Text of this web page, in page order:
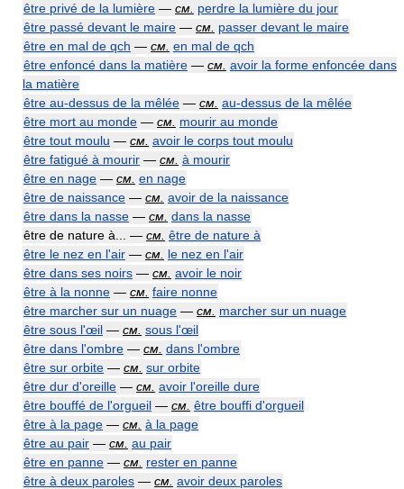
être privé de la lumière — см. perdre la lumière du jour
être passé devant le maire — см. passer devant le maire
être en mal de qch — см. en mal de qch
être enfoncé dans la matière — см. avoir la forme enfoncée dans
la matière
être au-dessus de la mêlée — см. au-dessus de la mêlée
être mort au monde — см. mourir au monde
être tout moulu — см. avoir le corps tout moulu
être fatigué à mourir — см. à mourir
être en nage — см. en nage
être de naissance — см. avoir de la naissance
être dans la nasse — см. dans la nasse
être de nature à... — см. être de nature à
être le nez en l'air — см. le nez en l'air
être dans ses noirs — см. avoir le noir
être à la nonne — см. faire nonne
être marcher sur un nuage — см. marcher sur un nuage
être sous l'œil — см. sous l'œil
être dans l'ombre — см. dans l'ombre
être sur orbite — см. sur orbite
être dur d'oreille — см. avoir l'oreille dure
être bouffé de l'orgueil — см. être bouffi d'orgueil
être à la page — см. à la page
être au pair — см. au pair
être en panne — см. rester en panne
être à deux paroles — см. avoir deux paroles